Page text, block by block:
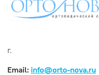
г.
Email: info@orto-nova.ru